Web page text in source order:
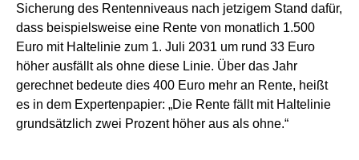
Sicherung des Rentenniveaus nach jetzigem Stand dafür,
dass beispielsweise eine Rente von monatlich 1.500
Euro mit Haltelinie zum 1. Juli 2031 um rund 33 Euro
höher ausfällt als ohne diese Linie. Über das Jahr
gerechnet bedeute dies 400 Euro mehr an Rente, heißt
es in dem Expertenpapier: „Die Rente fällt mit Haltelinie
grundsätzlich zwei Prozent höher aus als ohne.“